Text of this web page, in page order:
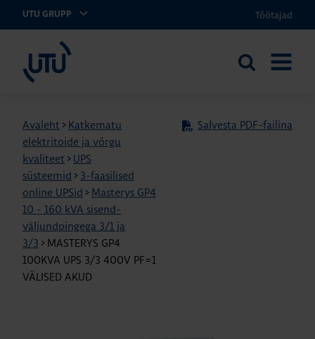
UTU GRUPP Töötajad
Otsi
Avaleht > Katkematu
elektritoide ja võrgu
kvaliteet > UPS
süsteemid > 3-faasilised
online UPSid > Masterys GP4
10 - 160 kVA sisend-
väljundpingega 3/1 ja
3/3 > MASTERYS GP4
100KVA UPS 3/3 400V PF=1
VÄLISED AKUD
Salvesta PDF-failina